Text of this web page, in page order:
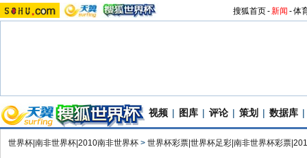
搜狐首页-新闻 -体
视频 | 图库 | 评论 | 策划 | 数据库 |
世界杯|南非世界杯|2010南非世界杯 > 世界杯彩票|世界杯足彩|南非世界杯彩票